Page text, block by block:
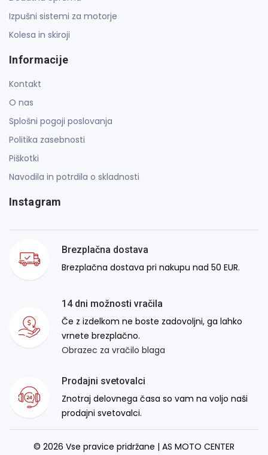
Izpušni sistemi za motorje
Kolesa in skiroji
Informacije
Kontakt
O nas
Splošni pogoji poslovanja
Politika zasebnosti
Piškotki
Navodila in potrdila o skladnosti
Instagram
Brezplačna dostava
Brezplačna dostava pri nakupu nad 50 EUR.
14 dni možnosti vračila
Če z izdelkom ne boste zadovoljni, ga lahko
vrnete brezplačno.
Obrazec za vračilo blaga
Prodajni svetovalci
Znotraj delovnega časa so vam na voljo naši
prodajni svetovalci.
© 2026 Vse pravice pridržane | AS MOTO CENTER